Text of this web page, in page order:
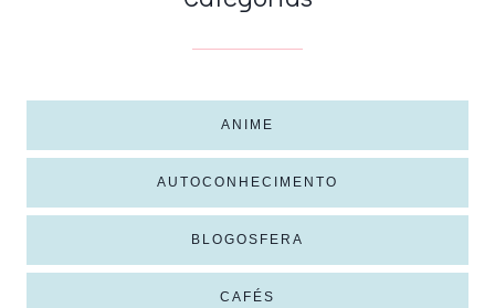
ANIME
AUTOCONHECIMENTO
BLOGOSFERA
CAFÉS